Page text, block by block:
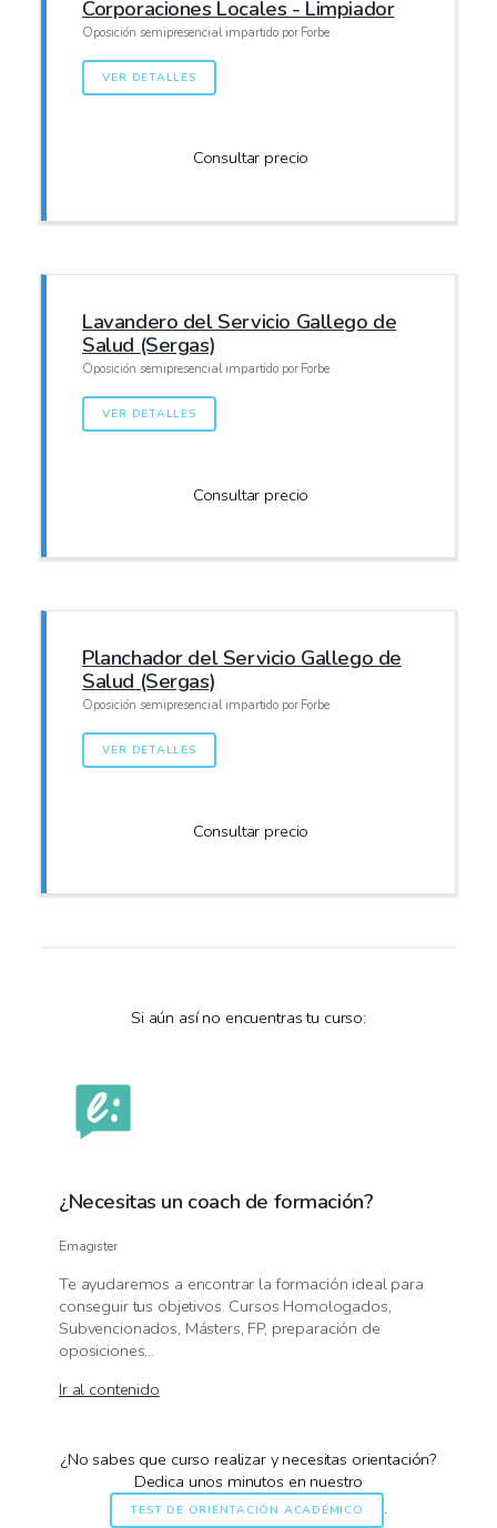
Corporaciones Locales - Limpiador
Oposición semipresencial impartido por Forbe
VER DETALLES
Consultar precio
Lavandero del Servicio Gallego de
Salud (Sergas)
Oposición semipresencial impartido por Forbe
VER DETALLES
Consultar precio
Planchador del Servicio Gallego de
Salud (Sergas)
Oposición semipresencial impartido por Forbe
VER DETALLES
Consultar precio
Si aún así no encuentras tu curso:
¿Necesitas un coach de formación?
Emagister
Te ayudaremos a encontrar la formación ideal para
conseguir tus objetivos. Cursos Homologados,
Subvencionados, Másters, FP, preparación de
oposiciones...
Ir al contenido
¿No sabes que curso realizar y necesitas orientación?
Dedica unos minutos en nuestro
TEST DE ORIENTACIÓN ACADÉMICO .